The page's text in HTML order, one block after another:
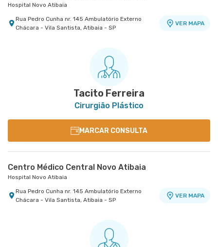
Hospital Novo Atibaia
Rua Pedro Cunha nr. 145 Ambulatório Externo
Chácara - Vila Santista, Atibaia - SP
VER MAPA
Tacito Ferreira
Cirurgião Plástico
MARCAR CONSULTA
Centro Médico Central Novo Atibaia
Hospital Novo Atibaia
Rua Pedro Cunha nr. 145 Ambulatório Externo
Chácara - Vila Santista, Atibaia - SP
VER MAPA